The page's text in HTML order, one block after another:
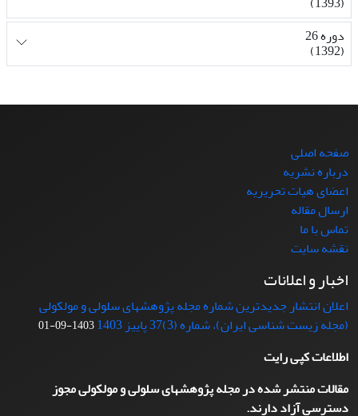
دوره 26
(1392)
صفحه اصلی
درباره نشریه
اعضای هیات تحریریه
ارسال مقاله
تماس با ما
نقشه سایت
اخبار و اعلانات
اعلان انتشار جدیدترین شماره مجله پژوهشهای سلولی و مولکولی
(مجله زیست شناسی ایران)، شماره (3)37 پاییز 1403
1403-09-01
اطلاعات کپی رایت
مقالات منتشر شده در مجله پژوهشهای سلولی و مولکولی مجوز
دسترسی آزاد دارند.